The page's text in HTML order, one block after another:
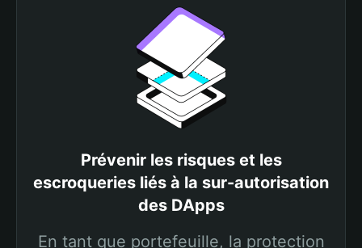
Prévenir les risques et les
escroqueries liés à la sur-autorisation
des DApps
En tant que portefeuille, la protection